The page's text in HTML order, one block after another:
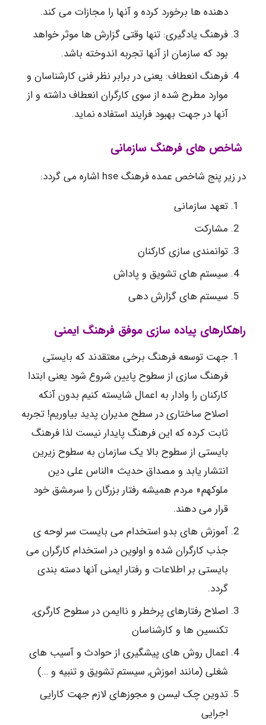
دهنده ها برخورد کرده و آنها را مجازات می کند.
فرهنگ یادگیری: تنها وقتی گزارش ها موثر خواهد
بود که سازمان از آنها تجربه اندوخته باشد.
فرهنگ انعطاف: یعنی در برابر نظر فنی کارشناسان و
موارد مطرح شده از سوی کارگران انعطاف داشته و از
آنها در جهت بهبود فرایند استفاده نماید.
شاخص های فرهنگ سازمانی
در زیر پنج شاخص عمده فرهنگ hse اشاره می گردد:
تعهد سازمانی
مشارکت
توانمندی سازی کارکنان
سیستم های تشویق و پاداش
سیستم های گزارش دهی
راهکارهای پیاده سازی موفق فرهنگ ایمنی
جهت توسعه فرهنگ برخی معتقدند که بایستی
فرهنگ سازی از سطوح پایین شروع شود یعنی ابتدا
کارکنان را وادار به اعمال شایسته کنیم بدون آنکه
اصلاح ساختاری در سطح مدیران پدید بیاوریم! تجربه
ثابت کرده که این فرهنگ پایدار نیست لذا فرهنگ
بایستی از سطوح بالا یک سازمان به سطوح زیرین
انتشار یابد و مصداق حدیث «الناس علی دین
ملوکهم» مردم همیشه رفتار بزرگان را سرمشق خود
قرار می دهند.
آموزش های بدو استخدام می بایست سر لوحه ی
جذب کارگران شده و اولوین در استخدام کارگران می
بایستی بر اطلاعات و رفتار ایمنی آنها دسته بندی
گردد.
اصلاح رفتارهای پرخطر و ناایمن در سطوح کارگری,
تکنسین ها و کارشناسان
اعمال روش های پیشگیری از حوادث و آسیب های
شغلی (مانند اموزش, سیستم تشویق و تنبیه و …)
تدوین چک لیسن و مجوزهای لازم جهت کارایی
اجرایی